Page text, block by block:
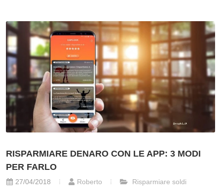
RISPARMIARE DENARO CON LE APP: 3 MODI
PER FARLO
27/04/2018 Roberto Risparmiare soldi